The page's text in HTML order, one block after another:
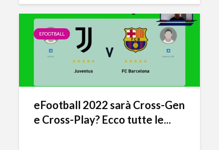
EFOOTBALL
eFootball 2022 sarà Cross-Gen
e Cross-Play? Ecco tutte le...